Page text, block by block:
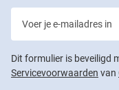
Dit formulier is beveiligd
Servicevoorwaarden van